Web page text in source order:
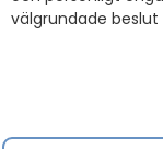
välgrundade